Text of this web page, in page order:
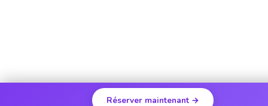
Réserver maintenant →